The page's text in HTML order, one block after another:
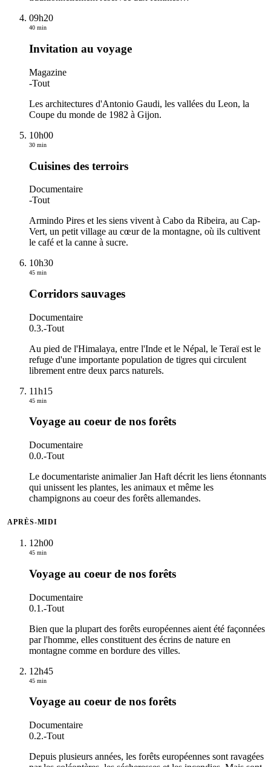
09h20
40 min
Invitation au voyage
Magazine
-Tout
Les architectures d'Antonio Gaudi, les vallées du Leon, la
Coupe du monde de 1982 à Gijon.
10h00
30 min
Cuisines des terroirs
Documentaire
-Tout
Armindo Pires et les siens vivent à Cabo da Ribeira, au Cap-
Vert, un petit village au cœur de la montagne, où ils cultivent
le café et la canne à sucre.
10h30
45 min
Corridors sauvages
Documentaire
0.3.-Tout
Au pied de l'Himalaya, entre l'Inde et le Népal, le Teraï est le
refuge d'une importante population de tigres qui circulent
librement entre deux parcs naturels.
11h15
45 min
Voyage au coeur de nos forêts
Documentaire
0.0.-Tout
Le documentariste animalier Jan Haft décrit les liens étonnants
qui unissent les plantes, les animaux et même les
champignons au coeur des forêts allemandes.
APRÈS-MIDI
12h00
45 min
Voyage au coeur de nos forêts
Documentaire
0.1.-Tout
Bien que la plupart des forêts européennes aient été façonnées
par l'homme, elles constituent des écrins de nature en
montagne comme en bordure des villes.
12h45
45 min
Voyage au coeur de nos forêts
Documentaire
0.2.-Tout
Depuis plusieurs années, les forêts européennes sont ravagées